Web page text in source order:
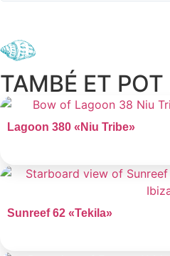
TAMBÉ ET
Lagoon 380 «Niu Tribe»
Sunreef 62 «Tekila»